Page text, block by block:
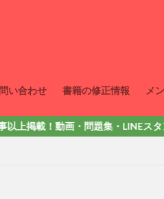
い合わせ 書籍の修正情報 メ
・LINEスタンプ・アプリ・ボー